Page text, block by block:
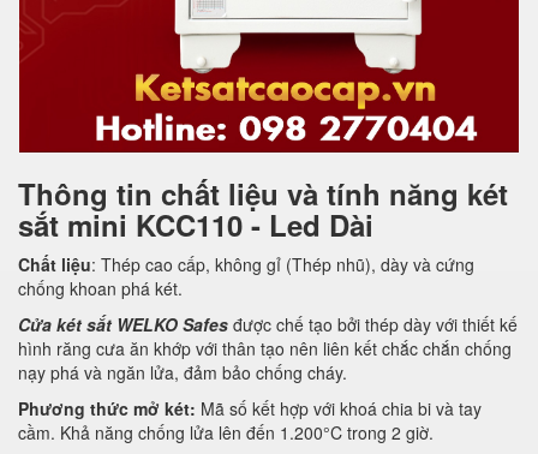
Thông tin chất liệu và tính năng két
sắt mini KCC110 - Led Dài
Chất liệu: Thép cao cấp, không gỉ (Thép nhũ), dày và cứng
chống khoan phá két.
Cửa két sắt WELKO Safes được chế tạo bởi thép dày với thiết kế
hình răng cưa ăn khớp với thân tạo nên liên kết chắc chắn chống
nạy phá và ngăn lửa, đảm bảo chống cháy.
Phương thức mở két: Mã số kết hợp với khoá chia bi và tay
cầm. Khả năng chống lửa lên đến 1.200°C trong 2 giờ.